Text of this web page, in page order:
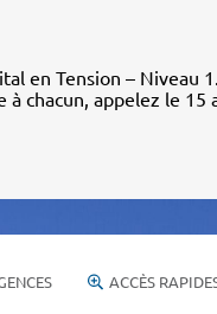
en Tension – Niveau 1.
chacun, appelez le 15
ACCÈS